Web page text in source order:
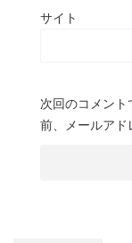
サイト
次回のコメント
前、メールアド